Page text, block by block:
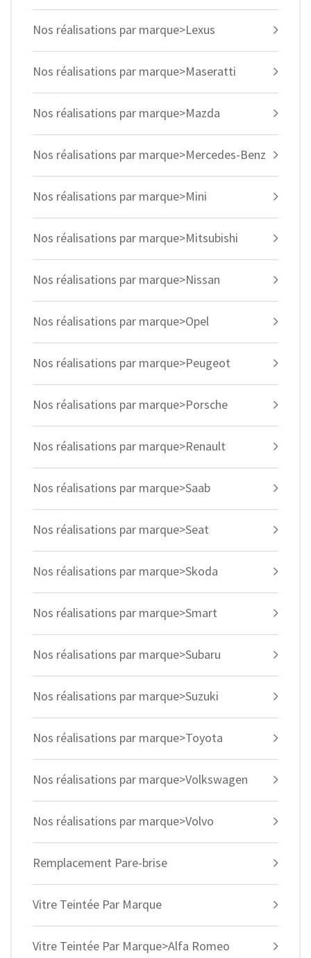
Nos réalisations par marque>Lexus
Nos réalisations par marque>Maseratti
Nos réalisations par marque>Mazda
Nos réalisations par marque>Mercedes-Benz
Nos réalisations par marque>Mini
Nos réalisations par marque>Mitsubishi
Nos réalisations par marque>Nissan
Nos réalisations par marque>Opel
Nos réalisations par marque>Peugeot
Nos réalisations par marque>Porsche
Nos réalisations par marque>Renault
Nos réalisations par marque>Saab
Nos réalisations par marque>Seat
Nos réalisations par marque>Skoda
Nos réalisations par marque>Smart
Nos réalisations par marque>Subaru
Nos réalisations par marque>Suzuki
Nos réalisations par marque>Toyota
Nos réalisations par marque>Volkswagen
Nos réalisations par marque>Volvo
Remplacement Pare-brise
Vitre Teintée Par Marque
Vitre Teintée Par Marque>Alfa Romeo